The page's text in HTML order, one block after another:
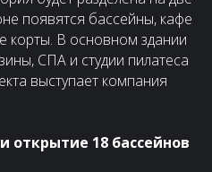
появятся бассейны, кафе
корты. В основном здании
СПА и студии пилатеса
выступает компания
открытие 18 бассейнов